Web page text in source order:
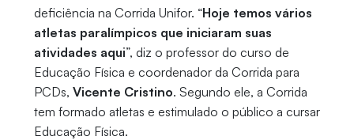
deficiência na Corrida Unifor. “Hoje temos vários
atletas paralímpicos que iniciaram suas
atividades aqui”, diz o professor do curso de
Educação Física e coordenador da Corrida para
PCDs, Vicente Cristino. Segundo ele, a Corrida
tem formado atletas e estimulado o público a cursar
Educação Física.